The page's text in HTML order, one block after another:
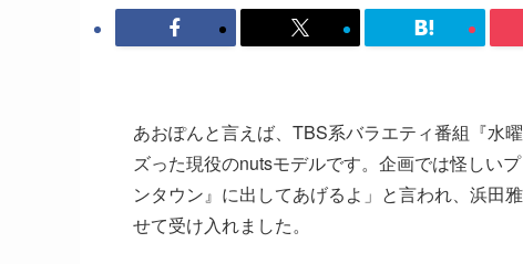
あおぽんと言えば、TBS系バラエティ番組『水
ズった現役のnutsモデルです。企画では怪しい
ンタウン』に出してあげるよ」と言われ、浜田
せて受け入れました。